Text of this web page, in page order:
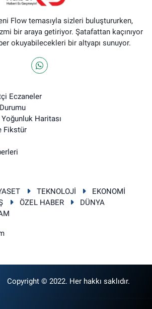
Flow temasıyla sizleri buluştururken,
bir araya getiriyor. Şatafattan kaçınıyor
okuyabilecekleri bir altyapı sunuyor.
Eczaneler
Haritası
Fikstür
TEKNOLOJİ
EKONOMİ
ÖZEL HABER
DÜNYA
Copyright © 2022. Her hakkı saklıdır.